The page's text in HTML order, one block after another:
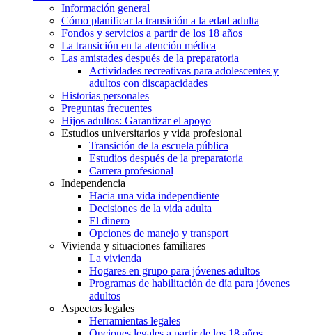
Información general
Cómo planificar la transición a la edad adulta
Fondos y servicios a partir de los 18 años
La transición en la atención médica
Las amistades después de la preparatoria
Actividades recreativas para adolescentes y
adultos con discapacidades
Historias personales
Preguntas frecuentes
Hijos adultos: Garantizar el apoyo
Estudios universitarios y vida profesional
Transición de la escuela pública
Estudios después de la preparatoria
Carrera profesional
Independencia
Hacia una vida independiente
Decisiones de la vida adulta
El dinero
Opciones de manejo y transport
Vivienda y situaciones familiares
La vivienda
Hogares en grupo para jóvenes adultos
Programas de habilitación de día para jóvenes
adultos
Aspectos legales
Herramientas legales